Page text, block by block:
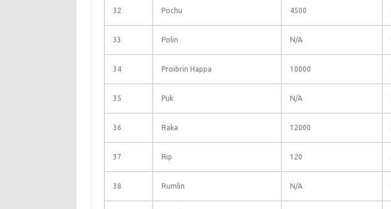
32 Pochu 4500
33 Polin N/A
34 Proibrin Happa 10000
35 Puk N/A
36 Raka 12000
37 Rip 120
38 Rumlin N/A